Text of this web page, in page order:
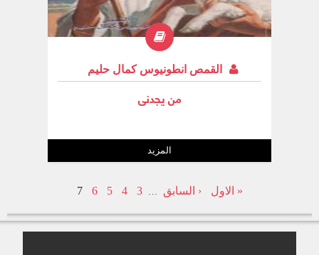
القمص انطونيوس كمال حليم
من يجدنى
المزيد
« الاول ‹ السابق 3
4
5
6
7